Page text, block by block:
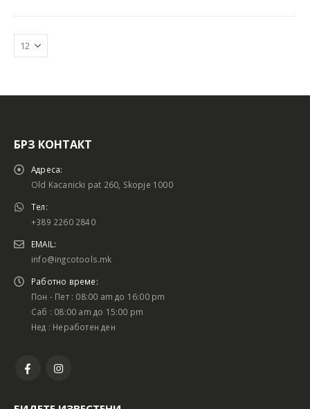
БРЗ КОНТАКТ
Адреса:
Old Kacanicki pat 260, Skopje 1000
Тел:
+389 2260 2840
EMAIL:
info@ingcotools.mk
Работно време:
Пон - Пет : 08:00 am до 16:00 pm
Саб : 08:00 am до 15:00 pm
Нед : Неработен ден